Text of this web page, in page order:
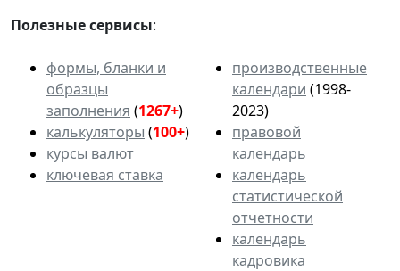
Полезные сервисы:
формы, бланки и
образцы
заполнения (1267+)
калькуляторы (100+)
курсы валют
ключевая ставка
производственные
календари (1998-
2023)
правовой
календарь
календарь
статистической
отчетности
календарь
кадровика